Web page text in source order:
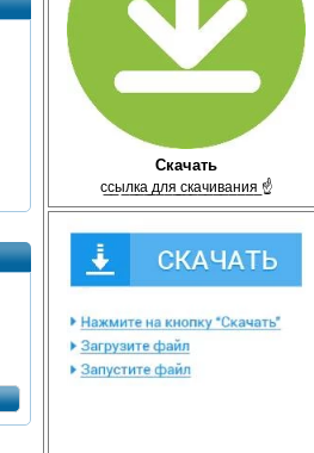
Скачать
с̲с̲ы̲л̲к̲а̲ ̲д̲л̲я̲ ̲с̲к̲а̲ч̲и̲в̲а̲н̲и̲я̲ ☝